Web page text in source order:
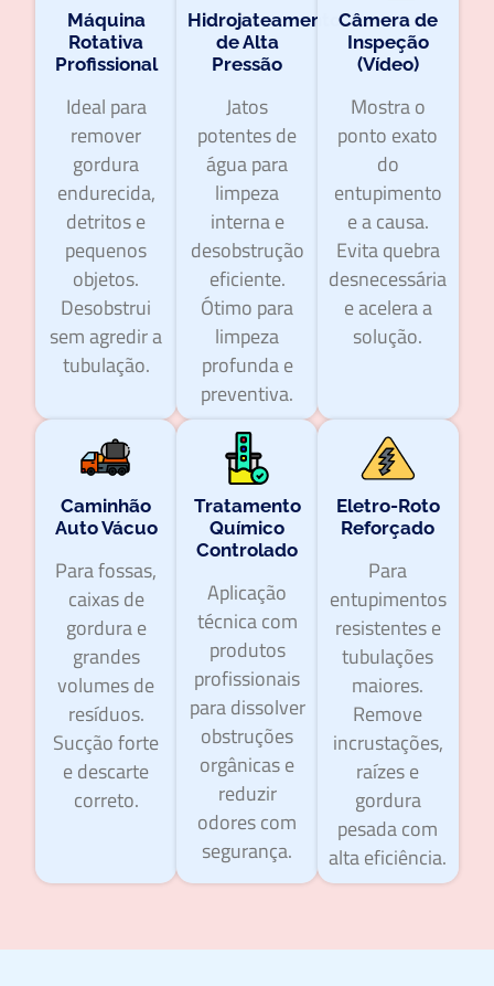
Máquina
Rotativa
Profissional
Ideal para
remover
gordura
endurecida,
detritos e
pequenos
objetos.
Desobstrui
sem agredir a
tubulação.
Hidrojateamento
de Alta
Pressão
Jatos
potentes de
água para
limpeza
interna e
desobstrução
eficiente.
Ótimo para
limpeza
profunda e
preventiva.
Câmera de
Inspeção
(Vídeo)
Mostra o
ponto exato
do
entupimento
e a causa.
Evita quebra
desnecessária
e acelera a
solução.
Caminhão
Auto Vácuo
Para fossas,
caixas de
gordura e
grandes
volumes de
resíduos.
Sucção forte
e descarte
correto.
Tratamento
Químico
Controlado
Aplicação
técnica com
produtos
profissionais
para dissolver
obstruções
orgânicas e
reduzir
odores com
segurança.
Eletro-Roto
Reforçado
Para
entupimentos
resistentes e
tubulações
maiores.
Remove
incrustações,
raízes e
gordura
pesada com
alta eficiência.